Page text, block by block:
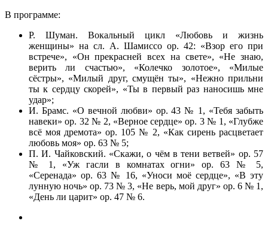
В программе:
Р. Шуман. Вокальный цикл «Любовь и жизнь
женщины» на сл. А. Шамиссо ор. 42: «Взор его при
встрече», «Он прекрасней всех на свете», «Не знаю,
верить ли счастью», «Колечко золотое», «Милые
сёстры», «Милый друг, смущён ты», «Нежно прильни
ты к сердцу скорей», «Ты в первый раз наносишь мне
удар»;
И. Брамс. «О вечной любви» ор. 43 № 1, «Тебя забыть
навеки» ор. 32 № 2, «Верное сердце» ор. 3 № 1, «Глубже
всё моя дремота» ор. 105 № 2, «Как сирень расцветает
любовь моя» ор. 63 № 5;
П. И. Чайковский. «Скажи, о чём в тени ветвей» ор. 57
№ 1, «Уж гасли в комнатах огни» ор. 63 № 5,
«Серенада» ор. 63 № 16, «Уноси моё сердце», «В эту
лунную ночь» ор. 73 № 3, «Не верь, мой друг» ор. 6 № 1,
«День ли царит» ор. 47 № 6.